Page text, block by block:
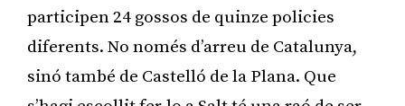
participen 24 gossos de quinze policies
diferents. No només d’arreu de Catalunya,
sinó també de Castelló de la Plana. Que